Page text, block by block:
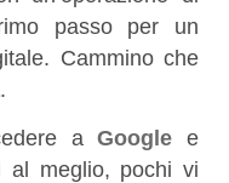
passo per un
Cammino che
.
aGoogle e
al meglio, pochi vi